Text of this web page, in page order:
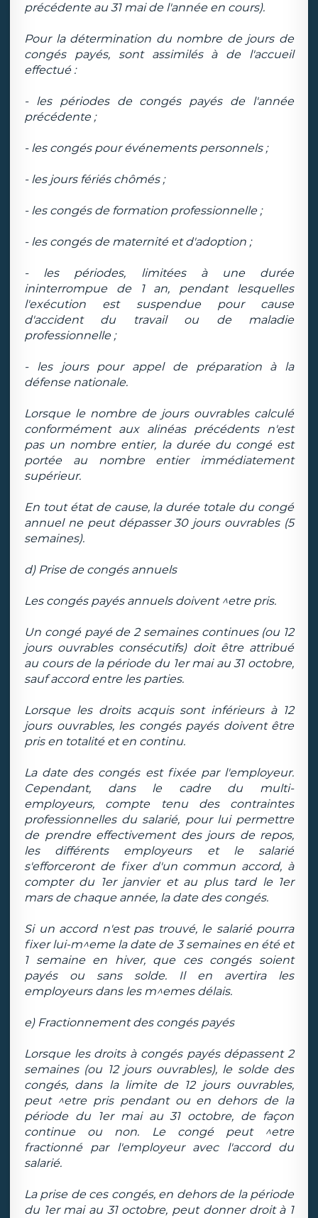
précédente au 31 mai de l'année en cours).
Pour la détermination du nombre de jours de
congés payés, sont assimilés à de l'accueil
effectué :
- les périodes de congés payés de l'année
précédente ;
- les congés pour événements personnels ;
- les jours fériés chômés ;
- les congés de formation professionnelle ;
- les congés de maternité et d'adoption ;
- les périodes, limitées à une durée
ininterrompue de 1 an, pendant lesquelles
l'exécution est suspendue pour cause
d'accident du travail ou de maladie
professionnelle ;
- les jours pour appel de préparation à la
défense nationale.
Lorsque le nombre de jours ouvrables calculé
conformément aux alinéas précédents n'est
pas un nombre entier, la durée du congé est
portée au nombre entier immédiatement
supérieur.
En tout état de cause, la durée totale du congé
annuel ne peut dépasser 30 jours ouvrables (5
semaines).
d) Prise de congés annuels
Les congés payés annuels doivent ^etre pris.
Un congé payé de 2 semaines continues (ou 12
jours ouvrables consécutifs) doit être attribué
au cours de la période du 1er mai au 31 octobre,
sauf accord entre les parties.
Lorsque les droits acquis sont inférieurs à 12
jours ouvrables, les congés payés doivent être
pris en totalité et en continu.
La date des congés est fixée par l'employeur.
Cependant, dans le cadre du multi-
employeurs, compte tenu des contraintes
professionnelles du salarié, pour lui permettre
de prendre effectivement des jours de repos,
les différents employeurs et le salarié
s'efforceront de fixer d'un commun accord, à
compter du 1er janvier et au plus tard le 1er
mars de chaque année, la date des congés.
Si un accord n'est pas trouvé, le salarié pourra
fixer lui-m^eme la date de 3 semaines en été et
1 semaine en hiver, que ces congés soient
payés ou sans solde. Il en avertira les
employeurs dans les m^emes délais.
e) Fractionnement des congés payés
Lorsque les droits à congés payés dépassent 2
semaines (ou 12 jours ouvrables), le solde des
congés, dans la limite de 12 jours ouvrables,
peut ^etre pris pendant ou en dehors de la
période du 1er mai au 31 octobre, de façon
continue ou non. Le congé peut ^etre
fractionné par l'employeur avec l'accord du
salarié.
La prise de ces congés, en dehors de la période
du 1er mai au 31 octobre, peut donner droit à 1